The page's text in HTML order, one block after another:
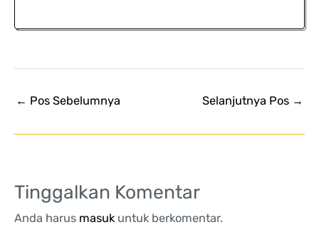
← Pos Sebelumnya Selanjutnya Pos →
Tinggalkan Komentar
Anda harus masuk untuk berkomentar.